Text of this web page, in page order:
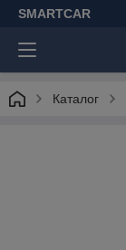
SMARTCAR
Каталог